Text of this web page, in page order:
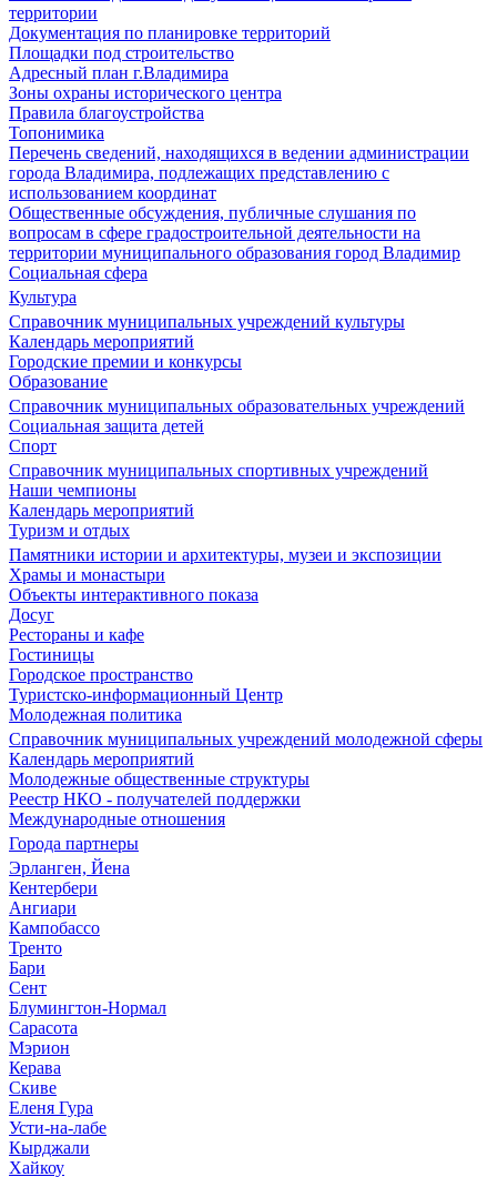
территории
Документация по планировке территорий
Площадки под строительство
Адресный план г.Владимира
Зоны охраны исторического центра
Правила благоустройства
Топонимика
Перечень сведений, находящихся в ведении администрации
города Владимира, подлежащих представлению с
использованием координат
Общественные обсуждения, публичные слушания по
вопросам в сфере градостроительной деятельности на
территории муниципального образования город Владимир
Социальная сфера
Культура
Справочник муниципальных учреждений культуры
Календарь мероприятий
Городские премии и конкурсы
Образование
Справочник муниципальных образовательных учреждений
Социальная защита детей
Спорт
Справочник муниципальных спортивных учреждений
Наши чемпионы
Календарь мероприятий
Туризм и отдых
Памятники истории и архитектуры, музеи и экспозиции
Храмы и монастыри
Объекты интерактивного показа
Досуг
Рестораны и кафе
Гостиницы
Городское пространство
Туристско-информационный Центр
Молодежная политика
Справочник муниципальных учреждений молодежной сферы
Календарь мероприятий
Молодежные общественные структуры
Реестр НКО - получателей поддержки
Международные отношения
Города партнеры
Эрланген, Йена
Кентербери
Ангиари
Кампобассо
Тренто
Бари
Сент
Блумингтон-Нормал
Сарасота
Мэрион
Керава
Скиве
Еленя Гура
Усти-на-лабе
Кырджали
Хайкоу